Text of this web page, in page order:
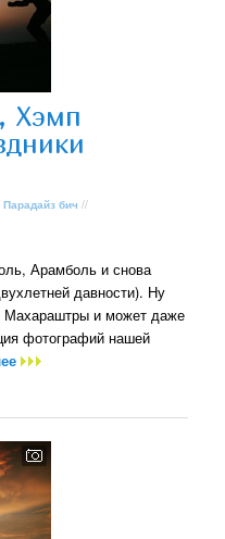
Хэмп
Парадайз бич //
Арамболь и снова
давности). Ну
Махараштры и может даже
фотографий нашей